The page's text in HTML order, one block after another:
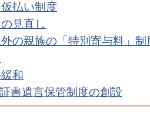
払い制度
見直し
の親族の「特別寄与料」制
和
書遺言保管制度の創設